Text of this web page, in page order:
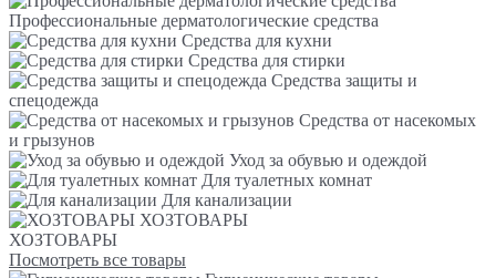
Профессиональные дерматологические средства
Средства для кухни
Средства для стирки
Средства защиты и
спецодежда
Средства от насекомых
и грызунов
Уход за обувью и одеждой
Для туалетных комнат
Для канализации
ХОЗТОВАРЫ
ХОЗТОВАРЫ
Посмотреть все товары